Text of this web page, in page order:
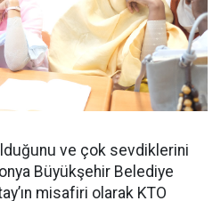
ve çok sevdiklerini
Büyükşehir Belediye
misafiri olarak KTO